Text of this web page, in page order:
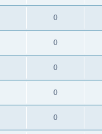
0
0
0
0
0